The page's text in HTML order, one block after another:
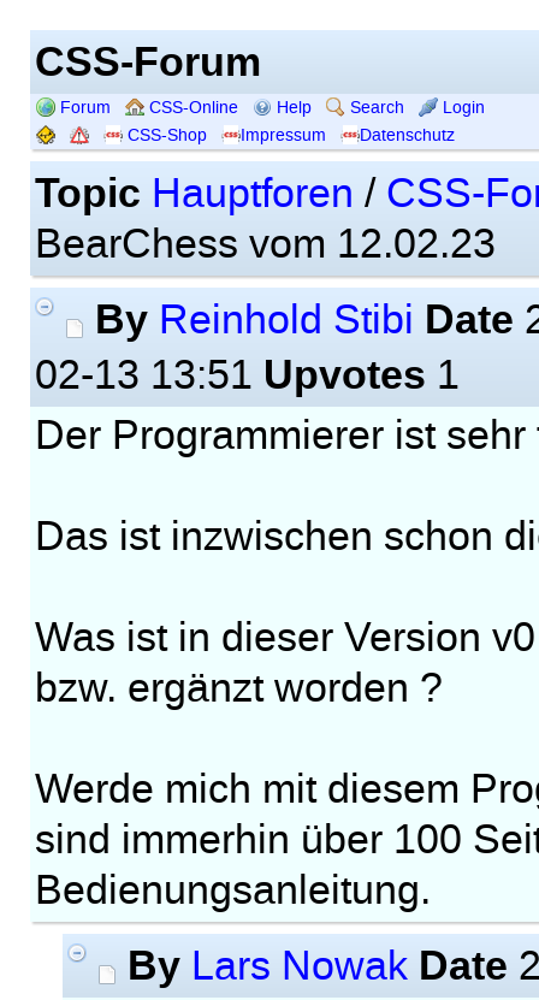
CSS-Forum
Forum CSS-Online Help Search
Login
CSS-Shop
Impressum Datenschutz
Topic Hauptforen / CSS-
BearChess vom 12.02.23
By Reinhold Stibi Date
02-13 13:51 Upvotes 1
Der Programmierer ist
Das ist inzwischen schon
Was ist in dieser Version
bzw. ergänzt worden ?
Werde mich mit diesem
sind immerhin über 100
Bedienungsanleitung.
By Lars Nowak Date